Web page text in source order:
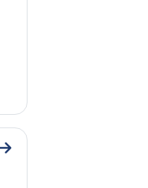
Go to section UNITAT 6: